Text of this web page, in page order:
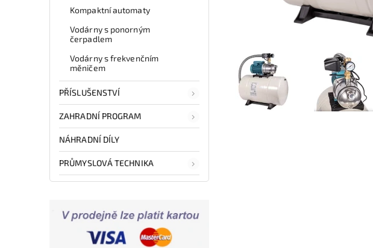
Kompaktní automaty
Vodárny s ponorným
čerpadlem
Vodárny s frekvenčním
měničem
PŘÍSLUŠENSTVÍ
ZAHRADNÍ PROGRAM
NÁHRADNÍ DÍLY
PRŮMYSLOVÁ TECHNIKA